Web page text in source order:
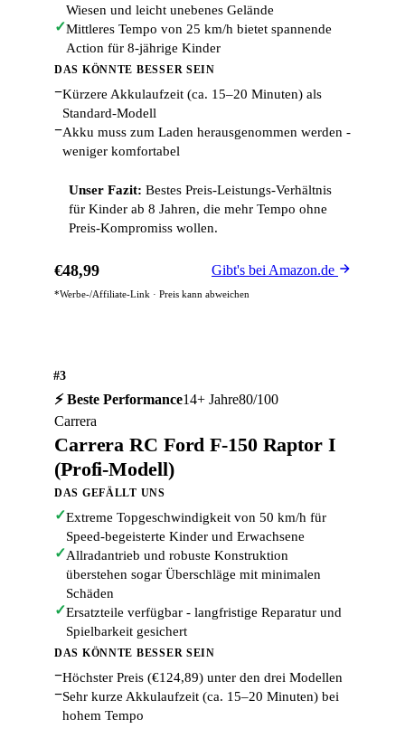
Wiesen und leicht unebenes Gelände
✓Mittleres Tempo von 25 km/h bietet spannende
Action für 8-jährige Kinder
DAS KÖNNTE BESSER SEIN
−Kürzere Akkulaufzeit (ca. 15–20 Minuten) als
Standard-Modell
−Akku muss zum Laden herausgenommen werden -
weniger komfortabel
Unser Fazit: Bestes Preis-Leistungs-Verhältnis
für Kinder ab 8 Jahren, die mehr Tempo ohne
Preis-Kompromiss wollen.
€48,99 Gibt's bei Amazon.de
*Werbe-/Affiliate-Link · Preis kann abweichen
#3
⚡ Beste Performance14+ Jahre80/100
Carrera
Carrera RC Ford F-150 Raptor I
(Profi-Modell)
DAS GEFÄLLT UNS
✓Extreme Topgeschwindigkeit von 50 km/h für
Speed-begeisterte Kinder und Erwachsene
✓Allradantrieb und robuste Konstruktion
überstehen sogar Überschläge mit minimalen
Schäden
✓Ersatzteile verfügbar - langfristige Reparatur und
Spielbarkeit gesichert
DAS KÖNNTE BESSER SEIN
−Höchster Preis (€124,89) unter den drei Modellen
−Sehr kurze Akkulaufzeit (ca. 15–20 Minuten) bei
hohem Tempo